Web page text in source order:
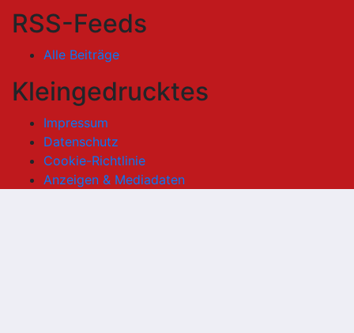
RSS-Feeds
Alle Beiträge
Kleingedrucktes
Impressum
Datenschutz
Cookie-Richtlinie
Anzeigen & Mediadaten